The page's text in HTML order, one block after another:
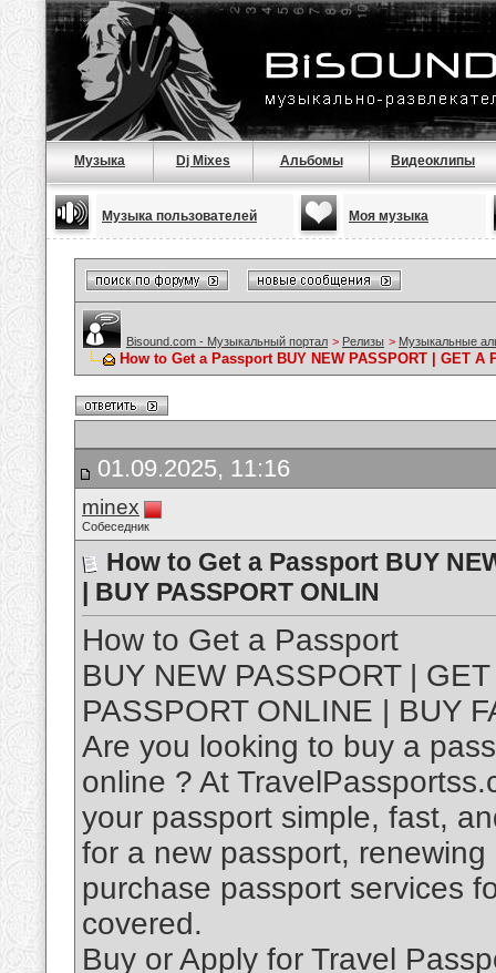
Музыка Dj Mixes Альбомы Видеоклипы
Музыка пользователей Моя музыка
Bisound.com - Музыкальный портал > Релизы > Музыкальные
How to Get a Passport BUY NEW PASSPORT | GET A
01.09.2025, 11:16
minex
Собеседник
How to Get a Passport BUY
| BUY PASSPORT ONLIN
How to Get a Passport
BUY NEW PASSPORT |
PASSPORT ONLINE | BUY
Are you looking to buy a
online ? At
your passport simple, fast,
for a new passport,
purchase passport services
covered.
Buy or Apply for Travel